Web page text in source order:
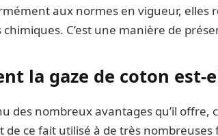
aux normes en vigueur, elles
chimiques. C’est une manière de
la gaze de coton est-
des nombreux avantages qu’il offre,
de ce fait utilisé à de très nombreuses